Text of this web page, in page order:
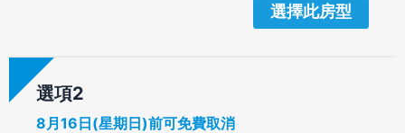
選擇此房型
選項
8月16日(星期日)前可免費取消